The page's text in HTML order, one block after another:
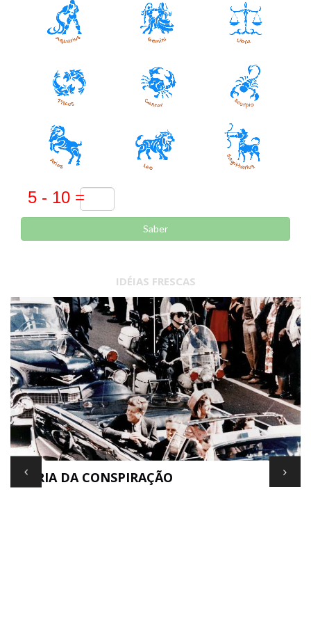
Saber
IDÉIAS FRESCAS
TEORIA DA CONSPIRAÇÃO